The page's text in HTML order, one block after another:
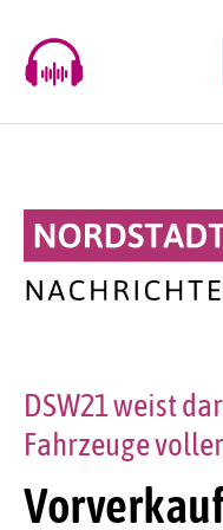
content
DSW21 weist
Fahrzeuge